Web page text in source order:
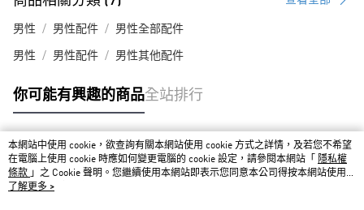
男性 男性配件 男性全部配件
男性 男性配件 男性其他配件
你可能有興趣的商品全站排行
熱門標籤
本網站中使用 cookie，欲查詢有關本網站使用 cookie 方式之詳情，及若您不希望
在電腦上使用 cookie 時應如何變更電腦的 cookie 設定，請參閱本網站「
隱私權
條款 」之 Cookie 聲明。您繼續使用本網站即表示您同意本公司得按本網站使用條
款之 Cookie 聲明使用 cookie。
了解更多 >